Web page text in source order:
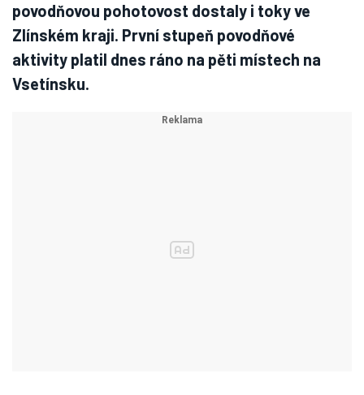
povodňovou pohotovost dostaly i toky ve
Zlínském kraji. První stupeň povodňové
aktivity platil dnes ráno na pěti místech na
Vsetínsku.